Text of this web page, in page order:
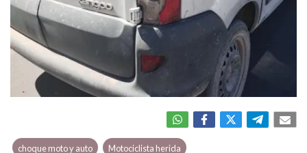
choque moto y auto Motociclista herida